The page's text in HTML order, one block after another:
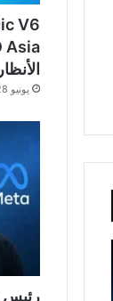
الأنظار
يونيو 28, 2026